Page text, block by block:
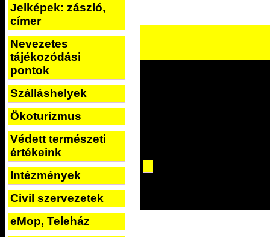
Jelképek: zászló,
címer
Nevezetes
tájékozódási
pontok
Szálláshelyek
Ökoturizmus
Védett természeti
értékeink
Intézmények
Civil szervezetek
eMop, Teleház